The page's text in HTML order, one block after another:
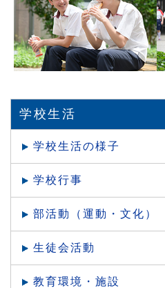
学校生活
学校生活の様子
学校行事
部活動（運動・文化）
生徒会活動
教育環境・施設